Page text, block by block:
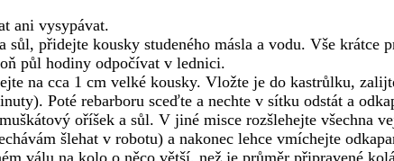
ani vysypávat.
přidejte kousky studeného másla a vodu. Vše krátce
půl hodiny odpočívat v lednici.
na cca 1 cm velké kousky. Vložte je do kastrůlku,
Poté rebarboru sceďte a nechte v sítku odstát a
oříšek a sůl. V jiné misce rozšlehejte všechna
šlehat v robotu) a nakonec lehce vmíchejte
válu na kolo o něco větší, než je průměr připravené